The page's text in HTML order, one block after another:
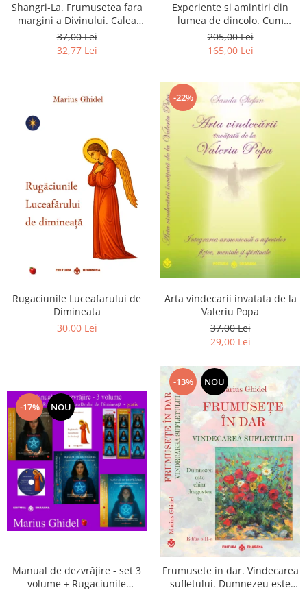
Shangri-La. Frumusetea fara
margini a Divinului. Calea
catre fericire
37,00 Lei
32,77 Lei
Experiente si amintiri din
lumea de dincolo. Cum
obtinem puteri
extrasenzoriale - cu exercitii
205,00 Lei
165,00 Lei
Rugaciunile Luceafarului de
Dimineata
30,00 Lei
-22%
Arta vindecarii invatata de la
Valeriu Popa
37,00 Lei
29,00 Lei
-17% NOU
Manual de dezvrăjire - set 3
volume + Rugaciunile
-13% NOU
Frumusete in dar. Vindecarea
sufletului. Dumnezeu este